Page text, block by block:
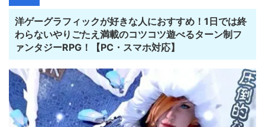
洋ゲーグラフィックが好きな人におすすめ！1日では終
わらないやりごたえ満載のコツコツ遊べるターン制フ
ァンタジーRPG！【PC・スマホ対応】